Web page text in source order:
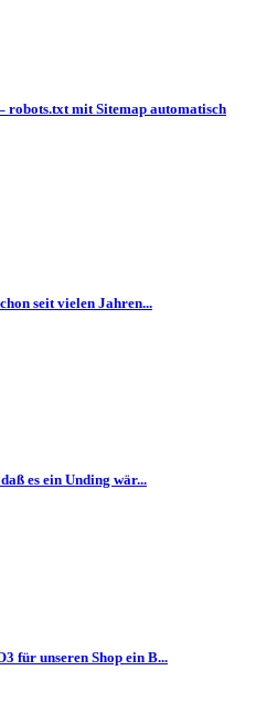
robots.txt mit Sitemap automatisch
seit vielen Jahren...
es ein Unding wär...
für unseren Shop ein B...